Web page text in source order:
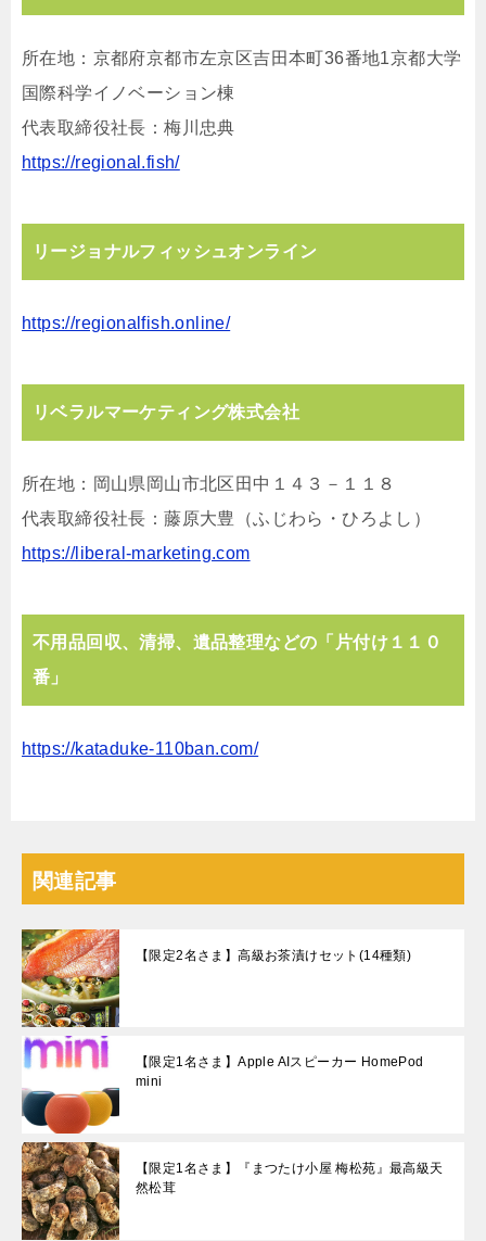
所在地：京都府京都市左京区吉⽥本町36番地1京都⼤学
国際科学イノベーション棟
代表取締役社⻑：梅川忠典
https://regional.fish/
リージョナルフィッシュオンライン
https://regionalfish.online/
リベラルマーケティング株式会社
所在地：岡⼭県岡⼭市北区⽥中１４３－１１８
代表取締役社⻑：藤原⼤豊（ふじわら・ひろよし）
https://liberal-marketing.com
不⽤品回収、清掃、遺品整理などの「⽚付け１１０
番」
https://kataduke-110ban.com/
関連記事
【限定2名さま】高級お茶漬けセット(14種類)
【限定1名さま】Apple AIスピーカー HomePod
mini
【限定1名さま】『まつたけ小屋 梅松苑』最高級天
然松茸